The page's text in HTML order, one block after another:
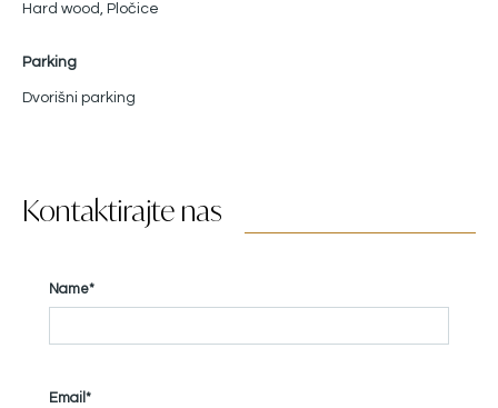
Hard wood, Pločice
Parking
Dvorišni parking
Kontaktirajte nas
Name*
Email*